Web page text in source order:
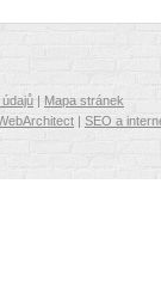
| Mapa stránek
| SEO a